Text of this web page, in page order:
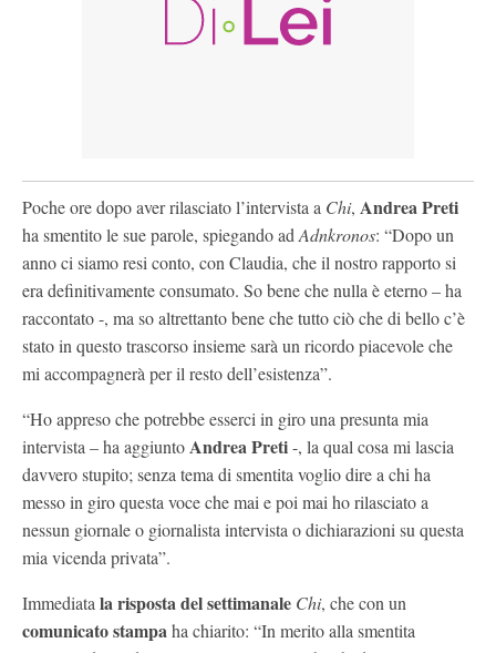
Poche ore dopo aver rilasciato l’intervista a Chi, Andrea Preti
ha smentito le sue parole, spiegando adAdnkronos: “Dopo un
anno ci siamo resi conto, con Claudia, che il nostro rapporto si
era definitivamente consumato. So bene che nulla è eterno – ha
raccontato -, ma so altrettanto bene che tutto ciò che di bello c’è
stato in questo trascorso insieme sarà un ricordo piacevole che
mi accompagnerà per il resto dell’esistenza”.
“Ho appreso che potrebbe esserci in giro una presunta mia
intervista – ha aggiuntoAndrea Preti-, la qual cosa mi lascia
davvero stupito; senza tema di smentita voglio dire a chi ha
messo in giro questa voce che mai e poi mai ho rilasciato a
nessun giornale o giornalista intervista o dichiarazioni su questa
mia vicenda privata”.
Immediatala risposta del settimanale Chi, che con un
comunicato stampaha chiarito: “In merito alla smentita